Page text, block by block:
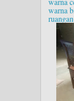
warna